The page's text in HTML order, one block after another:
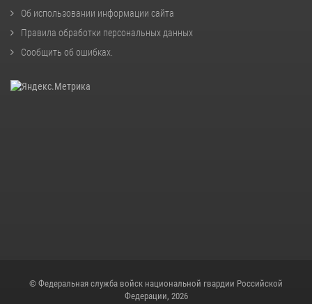
Об использовании информации сайта
Правила обработки персональных данных
Сообщить об ошибках
© Федеральная служба войск национальной гвардии Российской
Федерации, 2026